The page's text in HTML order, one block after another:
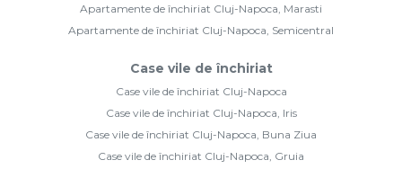
Apartamente de închiriat Cluj-Napoca, Marasti
Apartamente de închiriat Cluj-Napoca, Semicentral
Case vile de închiriat
Case vile de închiriat Cluj-Napoca
Case vile de închiriat Cluj-Napoca, Iris
Case vile de închiriat Cluj-Napoca, Buna Ziua
Case vile de închiriat Cluj-Napoca, Gruia